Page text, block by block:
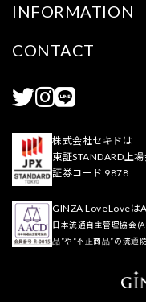
INFORMATION
CONTACT
株式会社セキドは
東証STANDARD上場
証券コード 9878
GINZA LoveLoveは
日本流通自主管理協会
品”や“不正商品”の流通